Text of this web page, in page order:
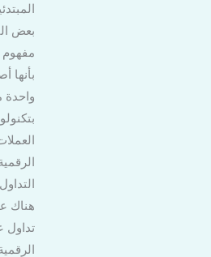
بعض
مفهوم
بأنها
واحدة
هناك
تداول